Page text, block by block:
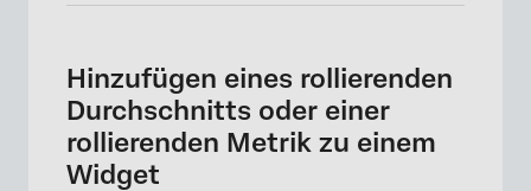
Hinzufügen eines rollierenden
Durchschnitts oder einer
rollierenden Metrik zu einem
Widget